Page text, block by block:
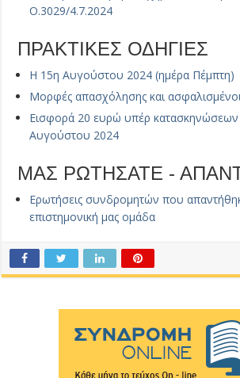
Ο.3029/4.7.2024
ΠΡΑΚΤΙΚΕΣ ΟΔΗΓΙΕΣ
Η 15η Αυγούστου 2024 (ημέρα Πέμπτη)
Μορφές απασχόλησης και
Εισφορά 20 ευρώ υπέρ
Αυγούστου 2024
ΜΑΣ ΡΩΤΗΣΑΤΕ -
Ερωτήσεις συνδρομητών που
επιστημονική μας ομάδα